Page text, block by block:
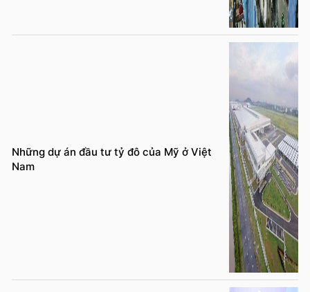
Những dự án đầu tư tỷ đô của Mỹ ở Việt
Nam